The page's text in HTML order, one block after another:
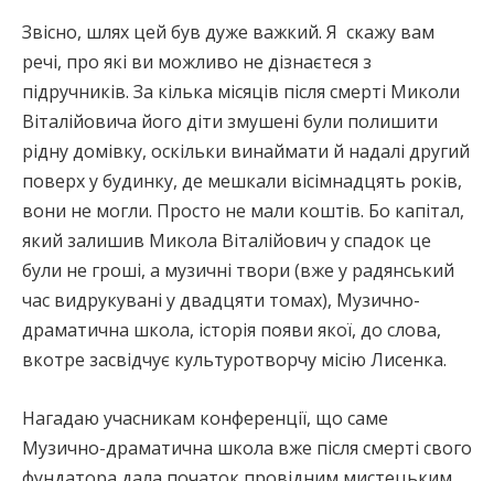
Звісно, шлях цей був дуже важкий. Я скажу вам
речі, про які ви можливо не дізнаєтеся з
підручників. За кілька місяців після смерті Миколи
Віталійовича його діти змушені були полишити
рідну домівку, оскільки винаймати й надалі другий
поверх у будинку, де мешкали вісімнадцять років,
вони не могли. Просто не мали коштів. Бо капітал,
який залишив Микола Віталійович у спадок це
були не гроші, а музичні твори (вже у радянський
час видрукувані у двадцяти томах), Музично-
драматична школа, історія появи якої, до слова,
вкотре засвідчує культуротворчу місію Лисенка.
Нагадаю учасникам конференції, що саме
Музично-драматична школа вже після смерті свого